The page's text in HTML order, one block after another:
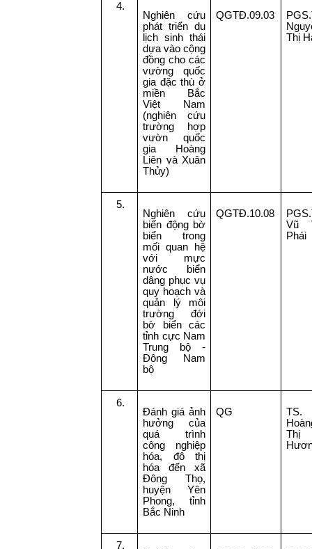
4.
Nghiên cứu
phát triển du
lịch sinh thái
dựa vào cộng
đồng cho các
vường quốc
gia đặc thù ở
miền Bắc
Việt Nam
(nghiên cứu
trường hợp
vườn quốc
gia Hoàng
Liên và Xuân
Thủy)
QGTĐ.09.03
Thị
5.
Nghiên cứu
biến động bờ
biển trong
mối quan hệ
với mực
nước biển
dâng phục vụ
quy hoạch và
quản lý môi
trường đới
bờ biển các
tỉnh cực Nam
Trung bộ -
Đông Nam
bộ
QGTĐ.10.08
Vũ
Phái
6.
Đánh giá ảnh
hưởng của
quá trình
công nghiệp
hóa, đô thị
hóa đến xã
Đông Thọ,
huyện Yên
Phong, tỉnh
Bắc Ninh
QG
TS.
Thị
7.